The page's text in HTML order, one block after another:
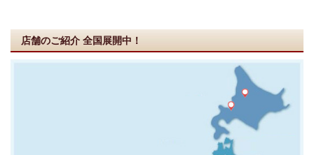
店舗のご紹介 全国展開中！